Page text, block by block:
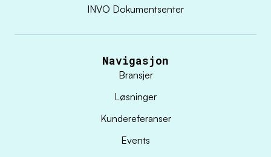
INVO Dokumentsenter
Navigasjon
Bransjer
Løsninger
Kundereferanser
Events